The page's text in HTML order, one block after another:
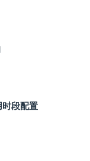
段配置